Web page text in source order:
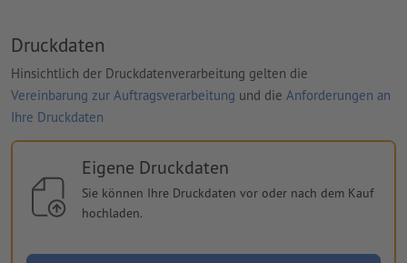
Druckdaten
Hinsichtlich der Druckdatenverarbeitung gelten die
Vereinbarung zur Auftragsverarbeitung und die Anforderungen an
Ihre Druckdaten
Eigene Druckdaten
Sie können Ihre Druckdaten vor oder nach dem Kauf
hochladen.